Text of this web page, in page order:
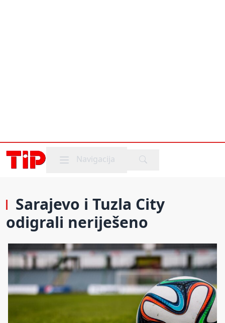
Mobile menu
Navigacija
Sarajevo i Tuzla City
odigrali neriješeno